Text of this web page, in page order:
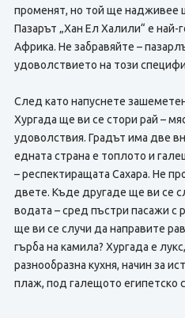
променят, но той ще надживее
Пазарът „Хан Ел Халили“ е най-
Африка. Не забравяйте –
удоволствието на този
След като напуснете
Хургада ще ви се стори рай –
удоволствия. Градът има две
едната страна е топлото и
– респектиращата Сахара. Не
двете. Къде другаде ще ви се
водата – сред пъстри пасажи с
ще ви се случи да направите
гърба на камила? Хургада е
разнообразна кухня, начин за
плаж, под галещото египетско